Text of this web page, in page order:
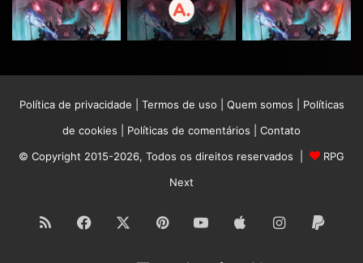
Política de privacidade Termos de uso Quem somos
Políticas
de cookies
Políticas de comentários
Contato
© Copyright 2015-2026, Todos os direitos reservados |
RPG
Next
RSS Facebook PinterestYouTubeAppleInstagram